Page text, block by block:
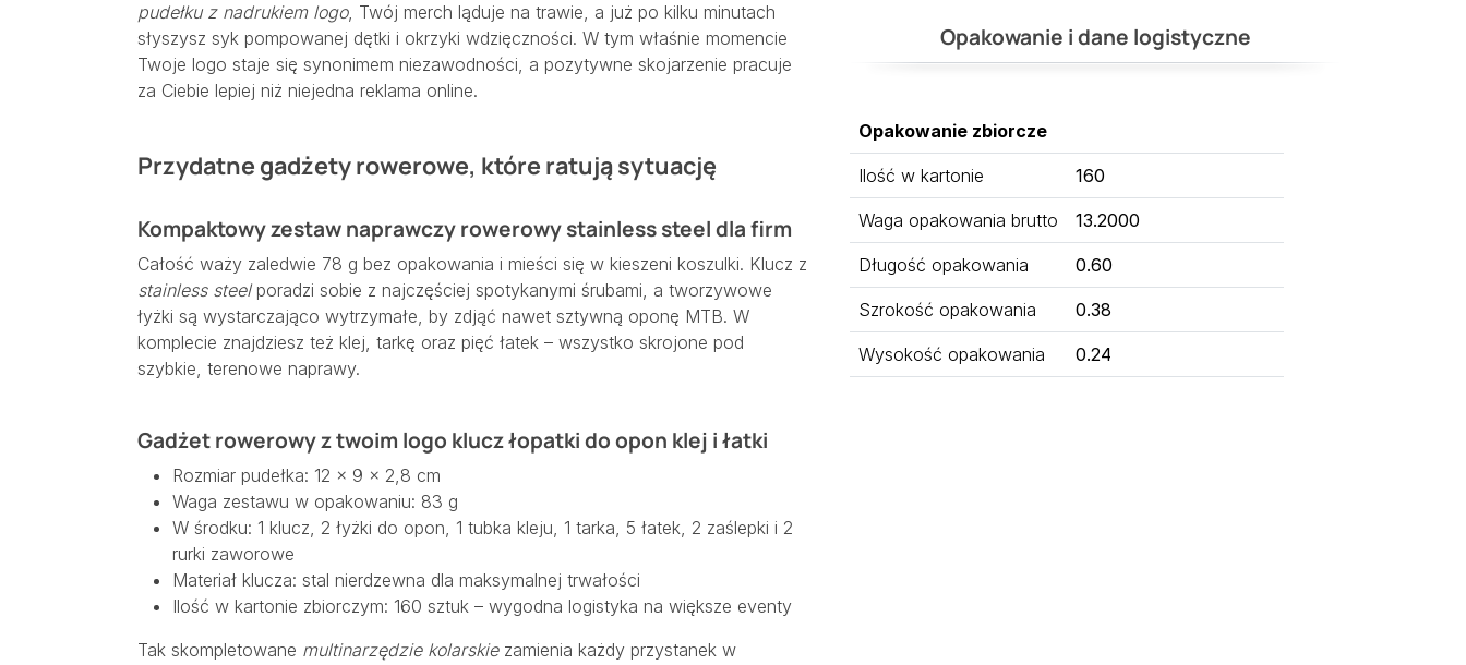
pudełku z nadrukiem logo, Twój merch ląduje na trawie, a już po kilku minutach
słyszysz syk pompowanej dętki i okrzyki wdzięczności. W tym właśnie momencie
Twoje logo staje się synonimem niezawodności, a pozytywne skojarzenie pracuje
za Ciebie lepiej niż niejedna reklama online.
Przydatne gadżety rowerowe, które ratują sytuację
Kompaktowy zestaw naprawczy rowerowy stainless steel dla firm
Całość waży zaledwie 78 g bez opakowania i mieści się w kieszeni koszulki. Klucz z
stainless steelporadzi sobie z najczęściej spotykanymi śrubami, a tworzywowe
łyżki są wystarczająco wytrzymałe, by zdjąć nawet sztywną oponę MTB. W
komplecie znajdziesz też klej, tarkę oraz pięć łatek – wszystko skrojone pod
szybkie, terenowe naprawy.
Gadżet rowerowy z twoim logo klucz łopatki do opon klej i łatki
Rozmiar pudełka: 12 × 9 × 2,8 cm
Waga zestawu w opakowaniu: 83 g
W środku: 1 klucz, 2 łyżki do opon, 1 tubka kleju, 1 tarka, 5 łatek, 2 zaślepki i 2
rurki zaworowe
Materiał klucza: stal nierdzewna dla maksymalnej trwałości
Ilość w kartonie zbiorczym: 160 sztuk – wygodna logistyka na większe eventy
Tak skompletowane multinarzędzie kolarskiezamienia każdy przystanek w
Opakowanie i dane logistyczne
Opakowanie zbiorcze
Ilość w kartonie 160
Waga opakowania brutto 13.2000
Długość opakowania 0.60
Szrokość opakowania 0.38
Wysokość opakowania 0.24